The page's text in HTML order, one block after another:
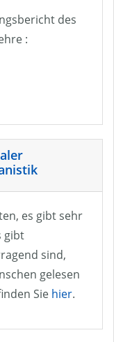
des
:
es gibt sehr
gibt
sind,
gelesen
Sie hier.